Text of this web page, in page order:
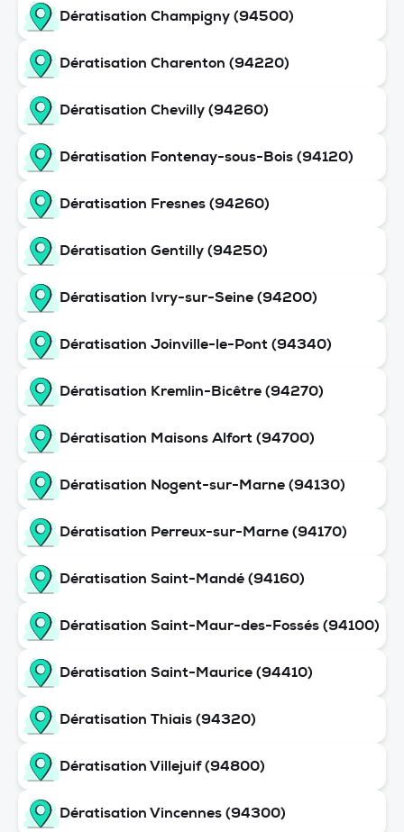
Dératisation Champigny (94500)
Dératisation Charenton (94220)
Dératisation Chevilly (94260)
Dératisation Fontenay-sous-Bois (94120)
Dératisation Fresnes (94260)
Dératisation Gentilly (94250)
Dératisation Ivry-sur-Seine (94200)
Dératisation Joinville-le-Pont (94340)
Dératisation Kremlin-Bicêtre (94270)
Dératisation Maisons Alfort (94700)
Dératisation Nogent-sur-Marne (94130)
Dératisation Perreux-sur-Marne (94170)
Dératisation Saint-Mandé (94160)
Dératisation Saint-Maur-des-Fossés (94100)
Dératisation Saint-Maurice (94410)
Dératisation Thiais (94320)
Dératisation Villejuif (94800)
Dératisation Vincennes (94300)